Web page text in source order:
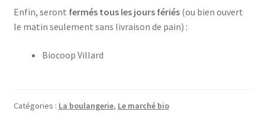
Enfin, seront fermés tous les jours fériés(ou bien ouvert
le matin seulement sans livraison de pain) :
Biocoop Villard
Catégories : La boulangerie, Le marché bio